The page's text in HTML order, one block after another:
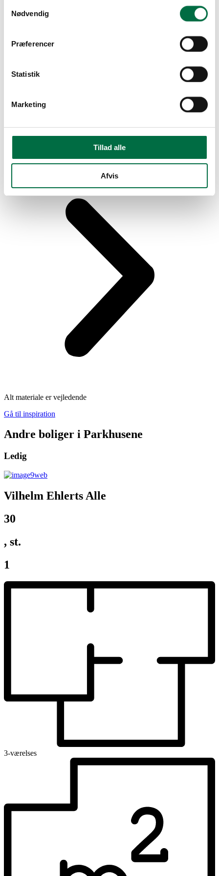
Nødvendig
Præferencer
Statistik
Marketing
Tillad alle
Afvis
Alt materiale er vejledende
Gå til inspiration
Andre boliger i Parkhusene
Ledig
Vilhelm Ehlerts Alle
30
, st.
1
3-værelses